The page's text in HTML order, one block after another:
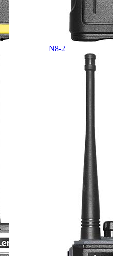
N8-2